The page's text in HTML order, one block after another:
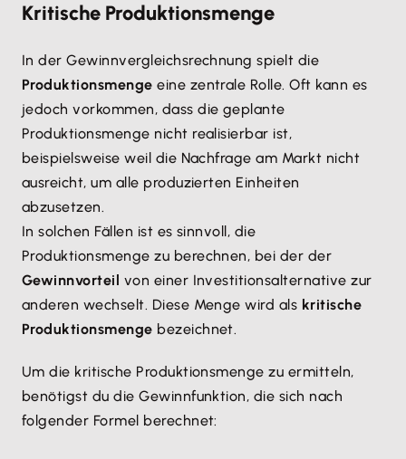
Kritische Produktionsmenge
In der Gewinnvergleichsrechnung spielt die
Produktionsmenge eine zentrale Rolle. Oft kann es
jedoch vorkommen, dass die geplante
Produktionsmenge nicht realisierbar ist,
beispielsweise weil die Nachfrage am Markt nicht
ausreicht, um alle produzierten Einheiten
abzusetzen.
In solchen Fällen ist es sinnvoll, die
Produktionsmenge zu berechnen, bei der der
Gewinnvorteil von einer Investitionsalternative zur
anderen wechselt. Diese Menge wird als kritische
Produktionsmenge bezeichnet.
Um die kritische Produktionsmenge zu ermitteln,
benötigst du die Gewinnfunktion, die sich nach
folgender Formel berechnet: